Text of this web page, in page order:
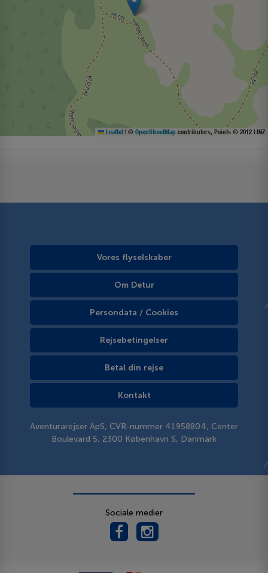
Leaflet | © OpenStreetMap contributors, Points © 2012 LINZ
Vores flyselskaber
Om Detur
Persondata / Cookies
Rejsebetingelser
Betal din rejse
Kontakt
Aventurarejser ApS, CVR-nummer 41958804, Center
Boulevard 5, 2300 København S, Danmark
Sociale medier